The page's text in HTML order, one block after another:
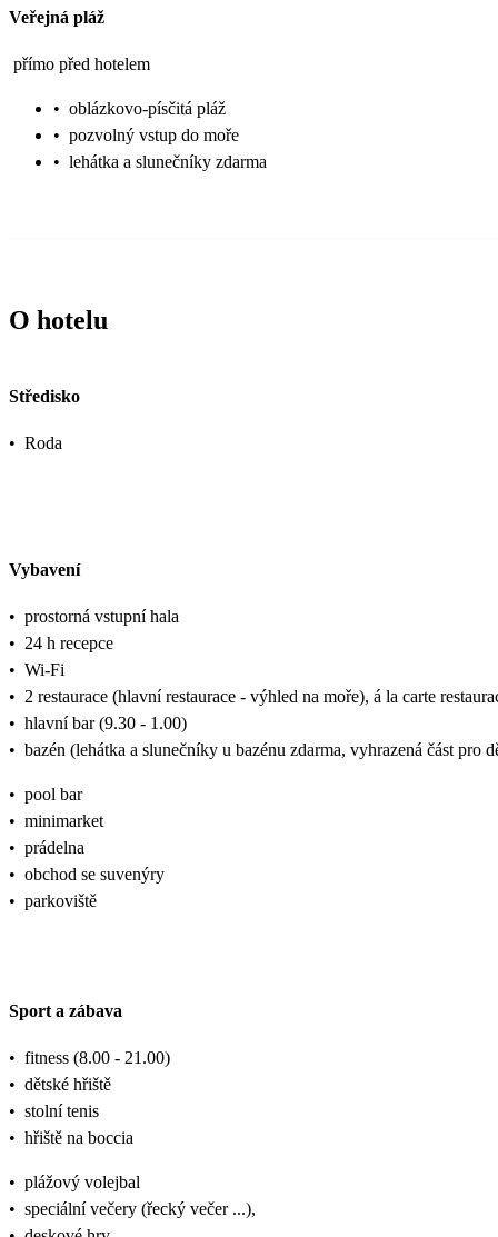
Veřejná pláž
přímo před hotelem
• oblázkovo-písčitá pláž
• pozvolný vstup do moře
• lehátka a slunečníky zdarma
O hotelu
Středisko
• Roda
Vybavení
• prostorná vstupní hala
• 24 h recepce
• Wi-Fi
• 2 restaurace (hlavní restaurace - výhled na moře), á la carte
• hlavní bar (9.30 - 1.00)
• bazén (lehátka a slunečníky u bazénu zdarma, vyhrazená část pro
• pool bar
• minimarket
• prádelna
• obchod se suvenýry
• parkoviště
Sport a zábava
• fitness (8.00 - 21.00)
• dětské hřiště
• stolní tenis
• hřiště na boccia
• plážový volejbal
• speciální večery (řecký večer ...),